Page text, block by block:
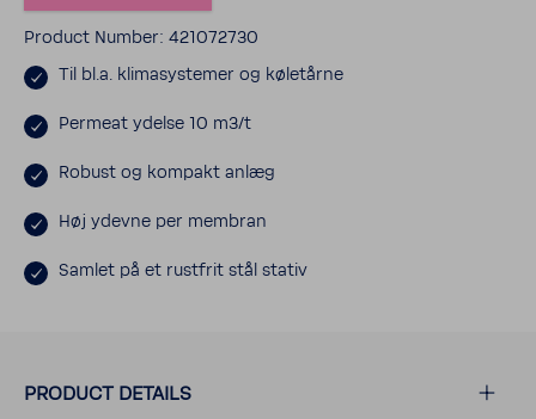
Product Number: 421072730
Til bl.a. klimasys­temer og køletårne
Permeat ydelse 10 m3/t
Robust og kompakt anlæg
Høj ydevne per membran
Samlet på et rust­frit stål stativ
PRODUCT DETAILS